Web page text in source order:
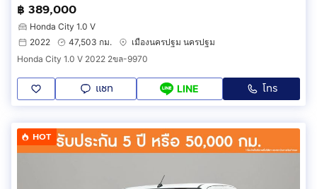
฿ 389,000
Honda City 1.0 V
2022
47,503 กม.
เมืองนครปฐม นครปฐม
Honda City 1.0 V 2022 2ขล-9970
แชท LINE โทร
HOT